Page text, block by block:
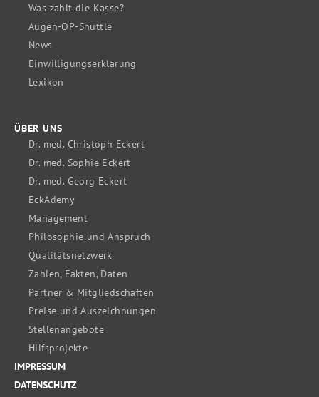
Was zahlt die Kasse?
Augen-OP-Shuttle
News
Einwilligungserklärung
Lexikon
ÜBER UNS
Dr. med. Christoph Eckert
Dr. med. Sophie Eckert
Dr. med. Georg Eckert
EckAdemy
Management
Philosophie und Anspruch
Qualitätsnetzwerk
Zahlen, Fakten, Daten
Partner & Mitgliedschaften
Preise und Auszeichnungen
Stellenangebote
Hilfsprojekte
IMPRESSUM
DATENSCHUTZ